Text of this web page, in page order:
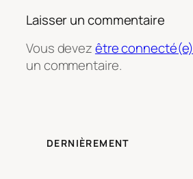
Laisser un commentaire
Vous devezêtre connecté(e)
un commentaire.
DERNIÈREMENT